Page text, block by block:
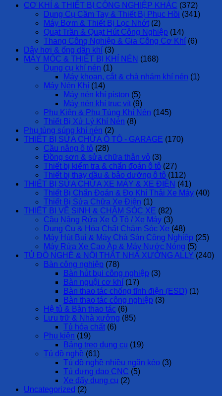
CƠ KHÍ & THIẾT BỊ CÔNG NGHIỆP KHÁC (372)
Dụng Cụ Cầm Tay & Thiết Bị Phục Hồi (341)
Máy Bơm & Thiết Bị Lọc Nhớt (2)
Quạt Trần & Quạt Hút Công Nghiệp (14)
Thang Công Nghiệp & Gia Công Cơ Khí (6)
Dây hơi & ống dẫn khí (3)
MÁY MÓC & THIẾT BỊ KHÍ NÉN (168)
Dụng cụ khí nén (1)
Máy khoan, cắt & chà nhám khí nén (1)
Máy Nén Khí (14)
Máy nén khí piston (5)
Máy nén khí trục vít (9)
Phụ Kiện & Phụ Tùng Khí Nén (145)
Thiết Bị Xử Lý Khí Nén (8)
Phụ tùng súng khí nén (2)
THIẾT BỊ SỬA CHỮA Ô TÔ - GARAGE (170)
Cầu nâng ô tô (28)
Đồng sơn & sửa chữa thân vỏ (3)
Thiết bị kiểm tra & chẩn đoán ô tô (27)
Thiết bị thay dầu & bảo dưỡng ô tô (112)
THIẾT BỊ SỬA CHỮA XE MÁY & XE ĐIỆN (41)
Thiết Bị Chẩn Đoán & Đo Khí Thải Xe Máy (40)
Thiết Bị Sửa Chữa Xe Điện (1)
THIẾT BỊ VỆ SINH & CHĂM SÓC XE (82)
Cầu Nâng Rửa Xe Ô Tô / Xe Máy (3)
Dụng Cụ & Hóa Chất Chăm Sóc Xe (48)
Máy Hút Bụi & Máy Chà Sàn Công Nghiệp (25)
Máy Rửa Xe Cao Áp & Máy Nước Nóng (5)
TỦ ĐỒ NGHỀ & NỘI THẤT NHÀ XƯỞNG ALLY (240)
Bàn công nghiệp (78)
Bàn hút bụi công nghiệp (3)
Bàn nguội cơ khí (17)
Bàn thao tác chống tĩnh điện (ESD) (1)
Bàn thao tác công nghiệp (3)
Hệ tủ & Bàn thao tác (6)
Lưu trữ & Nhà xưởng (85)
Tủ hóa chất (6)
Phụ kiện (19)
Bảng treo dụng cụ (19)
Tủ đồ nghề (61)
Tủ đồ nghề nhiều ngăn kéo (3)
Tủ đựng dao CNC (5)
Xe đẩy dụng cụ (2)
Uncategorized (2)